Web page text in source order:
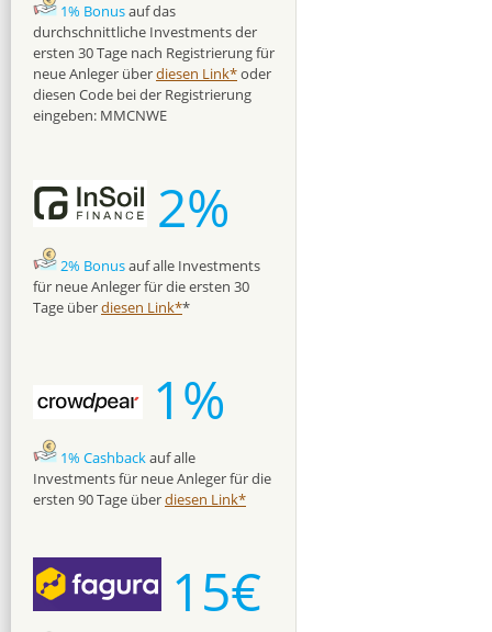
1% Bonusauf das
durchschnittliche Investments der
ersten 30 Tage nach Registrierung für
neue Anleger überdiesen Link*oder
diesen Code bei der Registrierung
eingeben: MMCNWE
2%
2% Bonusauf alle Investments
für neue Anleger für die ersten 30
Tage überdiesen Link**
1%
1% Cashbackauf alle
Investments für neue Anleger für die
ersten 90 Tage überdiesen Link*
15€